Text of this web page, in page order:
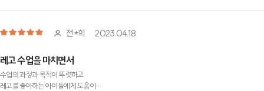
전*희 2023.04.18
레고 수업을 마치면서
수업의 과정과 목적이 뚜렷하고
레고를 좋아하는 아이들에게 도움이